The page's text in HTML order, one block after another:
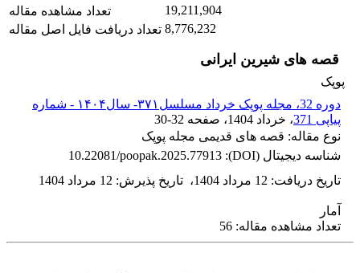
تعداد مشاهده مقاله
19,211,904
تعداد دریافت فایل اصل مقاله 8,776,232
قصه های شیرین ایرانی
پوپک
دوره 32، مجله پوپک خرداد مسلسل۳۷۱- سال۱۴۰۴ - شماره
پیاپی 371
، خرداد 1404 ، صفحه 30-32
نوع مقاله: قصه های قدیمی مجله پوپک
شناسه دیجیتال (DOI):
10.22081/poopak.2025.77913
تاریخ دریافت: 12 مرداد 1404 ، تاریخ پذیرش: 12 مرداد 1404
آمار
تعداد مشاهده مقاله: 56